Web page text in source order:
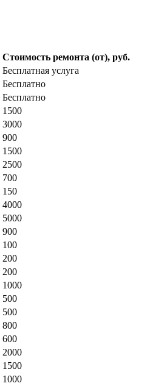
Стоимость ремонта (от), руб.
Бесплатная услуга
Бесплатно
Бесплатно
1500
3000
900
1500
2500
700
150
4000
5000
900
100
200
200
1000
500
500
800
600
2000
1500
1000